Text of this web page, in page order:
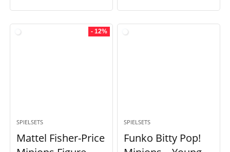
- 12%
SPIELSETS
Mattel Fisher-Price
SPIELSETS
Funko Bitty Pop!